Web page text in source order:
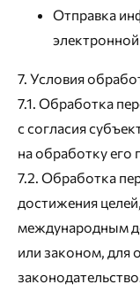
Отправка
7. Условия
7.1. Обработка
с согласия
на обработку его
7.2. Обработка
достижения
международным
или законом, для